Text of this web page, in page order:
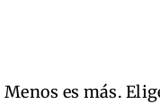
Menos es más.